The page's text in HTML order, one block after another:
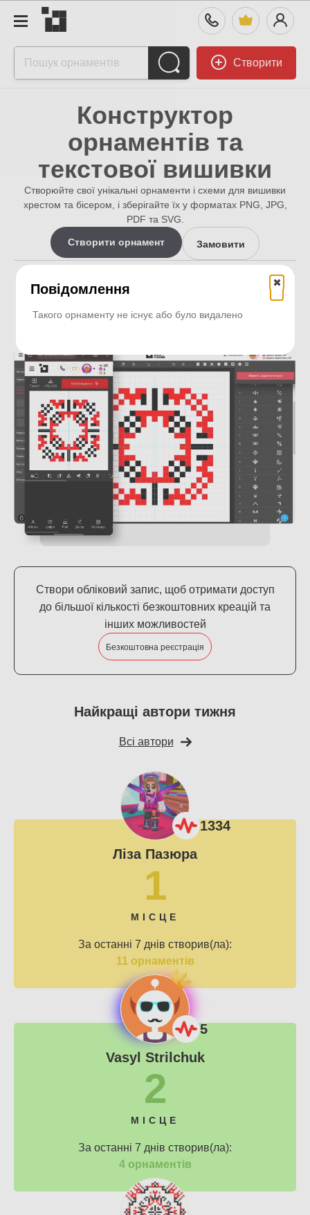
Створити
Конструктор
орнаментів та
текстової вишивки
Створюйте свої унікальні орнаменти і схеми для вишивки
хрестом та бісером, і зберігайте їх у форматах PNG, JPG,
PDF та SVG.
Створити орнамент Замовити
16k+
Зареєстрованих авторівСтворених орнаментів
Створи обліковий запис, щоб отримати доступ
до більшої кількості безкоштовних креацій та
інших можливостей
Безкоштовна реєстрація
Найкращі автори тижня
Всі автори
1334
Ліза Пазюра
1
МІСЦЕ
За останні 7 днів створив(ла):
11 орнаментів
5
Vasyl Strilchuk
2
МІСЦЕ
За останні 7 днів створив(ла):
4 орнаментів
Повідомлення
Такого орнаменту не існує або було видалено